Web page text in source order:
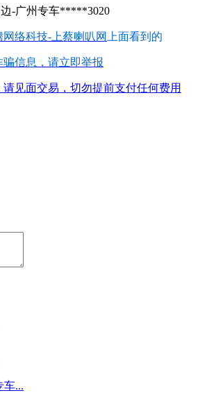
-广州专车*****3020
网络科技-上蔡喇叭网 上面看到的
信息，请立即举报
见面交易，切勿提前支付任何费用
车...